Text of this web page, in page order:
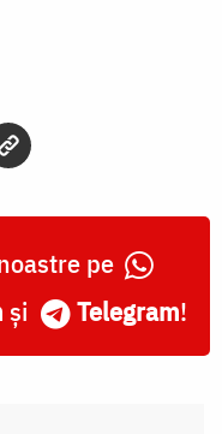
pe
și Telegram!